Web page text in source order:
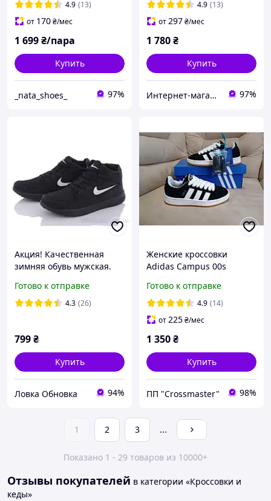
4.9 (13)
от 170₴/мес
1 699₴/пара
Купить
_nata_shoes_ 97%
4.9 (13)
от297₴/мес
1 780₴
Купить
Интернет-магазин «Step Master» 97%
Акция! Качественная
зимняя обувь мужская.
ботинки, кроссовки,
Готово к отправке
4.3 (26)
799₴
Купить
Ловка Обновка 94%
Женские кроссовки
Adidas Campus 00s
Готово к отправке
4.9 (14)
от225₴/мес
1 350₴
Купить
ПП "Crossmaster" 98%
1 2 3 ...
Показано 1 - 29 товаров из 10000+
Отзывы покупателей в категории «Кроссовки и
кеды»